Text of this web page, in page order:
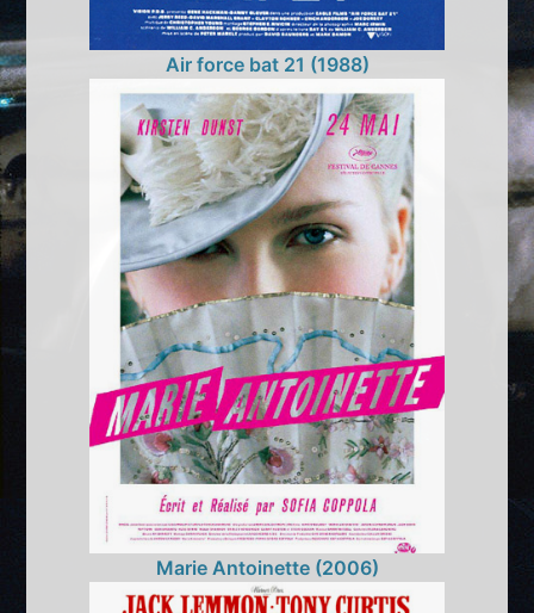
Air force bat 21 (1988)
Marie Antoinette (2006)